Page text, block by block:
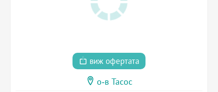
виж офертата
о-в Тасос